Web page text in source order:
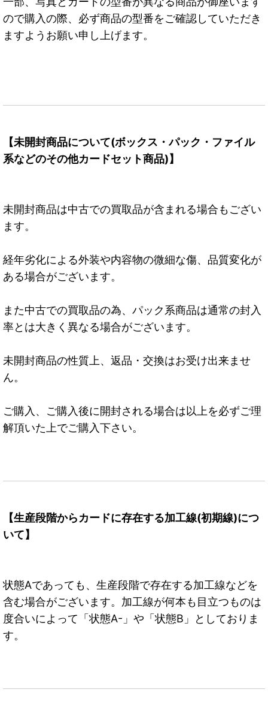
ので購入の際、必ず商品の型番をご確認していただき
ますようお願い申し上げます。
【未開封商品について(ボックス・パック・ファイル
系などのその他カードセット商品)】
未開封商品は中古での買取品が含まれる場合もござい
ます。
経年劣化による外装や内容物の微細な傷、品質変化が
ある場合がございます。
また中古での買取品の為、パック系商品は通常の封入
率とは大きく異なる場合がございます。
未開封商品の性質上、返品・交換はお受け出来ませ
ん。
ご購入、ご購入後に開封される場合は以上を必ずご理
解頂いた上でご購入下さい。
【生産段階からカードに存在する加工線(初期線)につ
いて】
状態Aであっても、生産段階で存在する加工線などを
含む場合がございます。加工線が何本も目立つものは
度合いによって「状態A-」や「状態B」としておりま
す。